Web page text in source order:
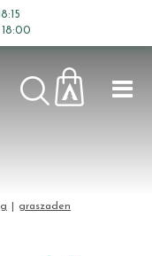
graszaden
18:00